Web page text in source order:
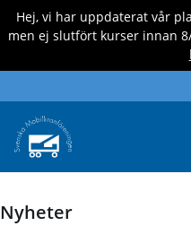
Hej, vi har uppdaterat vår
men ej slutfört kurser innan
Nyheter